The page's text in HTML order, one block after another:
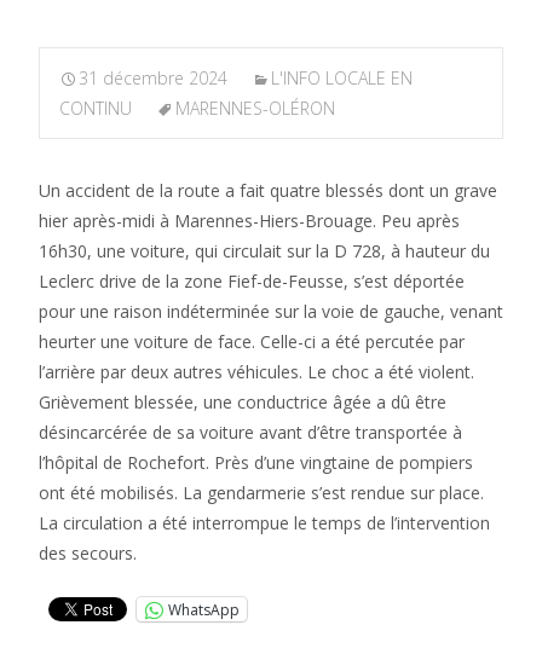
31 décembre 2024
L'INFO LOCALE EN
CONTINU
MARENNES-OLÉRON
Un accident de la route a fait quatre blessés dont un grave
hier après-midi à Marennes-Hiers-Brouage. Peu après
16h30, une voiture, qui circulait sur la D 728, à hauteur du
Leclerc drive de la zone Fief-de-Feusse, s’est déportée
pour une raison indéterminée sur la voie de gauche, venant
heurter une voiture de face. Celle-ci a été percutée par
l’arrière par deux autres véhicules. Le choc a été violent.
Grièvement blessée, une conductrice âgée a dû être
désincarcérée de sa voiture avant d’être transportée à
l’hôpital de Rochefort. Près d’une vingtaine de pompiers
ont été mobilisés. La gendarmerie s’est rendue sur place.
La circulation a été interrompue le temps de l’intervention
des secours.
WhatsApp